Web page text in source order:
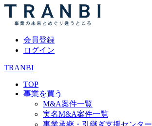
会員登録
ログイン
TRANBI
TOP
事業を買う
M&A案件一覧
実名M&A案件一覧
事業承継・引継ぎ支援センター